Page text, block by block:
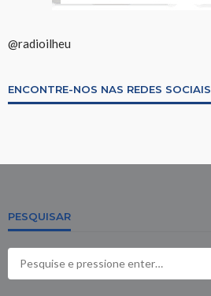
@radioilheu
ENCONTRE-NOS NAS REDES SOCIAIS
PESQUISAR